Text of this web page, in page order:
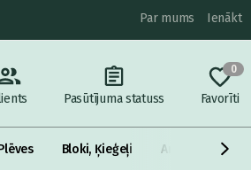
Par mums Ienākt
Pasūtījuma statuss
0
Favorīti
Bloki, Ķieģeļi Armatūra un